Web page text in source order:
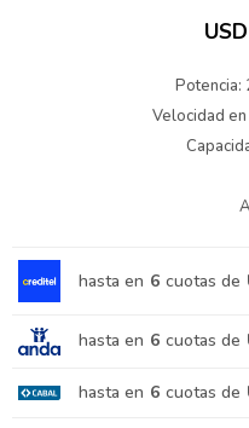
USD
Potencia:
Velocidad
hasta en 6 cuotas de
hasta en 6 cuotas de
hasta en 6 cuotas de